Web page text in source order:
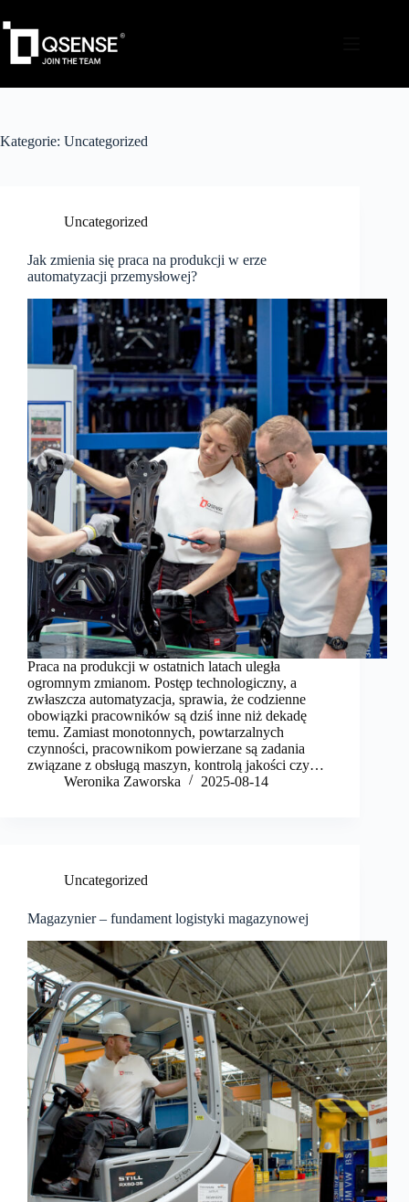
Kategorie: Uncategorized
Uncategorized
Jak zmienia się praca na produkcji w erze
automatyzacji przemysłowej?
Praca na produkcji w ostatnich latach uległa
ogromnym zmianom. Postęp technologiczny, a
zwłaszcza automatyzacja, sprawia, że codzienne
obowiązki pracowników są dziś inne niż dekadę
temu. Zamiast monotonnych, powtarzalnych
czynności, pracownikom powierzane są zadania
związane z obsługą maszyn, kontrolą jakości czy…
Weronika Zaworska
2025-08-14
Uncategorized
Magazynier – fundament logistyki magazynowej